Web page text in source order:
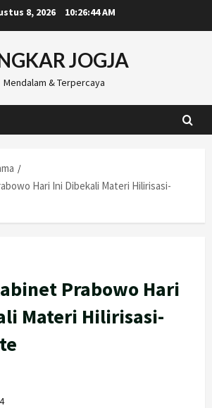
8, 2026 10:26:45 AM
JOGJA
Mendalam & Terpercaya
Hari Ini Dibekali Materi Hilirisasi-
Prabowo Hari
Materi Hilirisasi-